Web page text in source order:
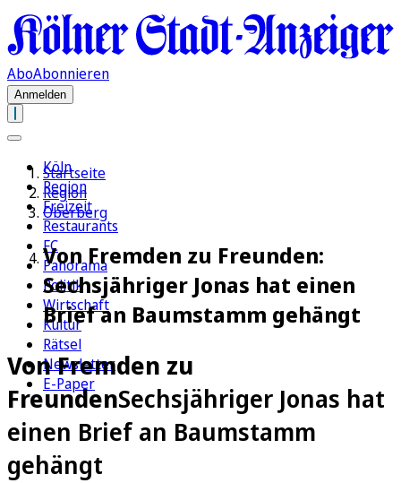
AboAbonnieren
Anmelden
Köln
Region
Freizeit
Restaurants
FC
Panorama
Politik
Wirtschaft
Kultur
Rätsel
Newsletter
E-Paper
Startseite
Region
Oberberg
Von Fremden zu Freunden:
Sechsjähriger Jonas hat einen
Brief an Baumstamm gehängt
Von Fremden zu
FreundenSechsjähriger Jonas hat
einen Brief an Baumstamm
gehängt